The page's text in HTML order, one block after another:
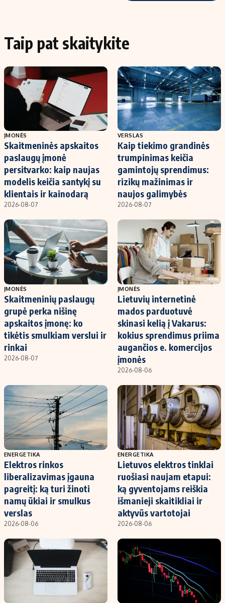
Taip pat skaitykite
ĮMONĖS
Skaitmeninės apskaitos
paslaugų įmonė
persitvarko: kaip naujas
modelis keičia santykį su
klientais ir kainodarą
2026-08-07
VERSLAS
Kaip tiekimo grandinės
trumpinimas keičia
gamintojų sprendimus:
rizikų mažinimas ir
naujos galimybės
2026-08-07
ĮMONĖS
Skaitmeninių paslaugų
grupė perka nišinę
apskaitos įmonę: ko
tikėtis smulkiam verslui ir
rinkai
2026-08-07
ĮMONĖS
Lietuvių internetinė
mados parduotuvė
skinasi kelią į Vakarus:
kokius sprendimus priima
augančios e. komercijos
įmonės
2026-08-06
ENERGETIKA
Elektros rinkos
liberalizavimas įgauna
pagreitį: ką turi žinoti
namų ūkiai ir smulkus
verslas
2026-08-06
ENERGETIKA
Lietuvos elektros tinklai
ruošiasi naujam etapui:
ką gyventojams reiškia
išmanieji skaitikliai ir
aktyvūs vartotojai
2026-08-06